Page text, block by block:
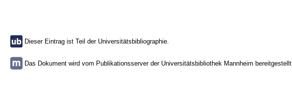
Dieser Eintrag ist Teil der Universitätsbibliographie.
Das Dokument wird vom Publikationsserver der Universitätsbibliothek Mannheim bereitgestellt.